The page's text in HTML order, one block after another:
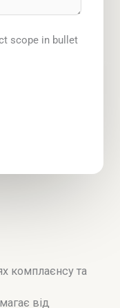
scope in bullet
комплаєнсу та
від